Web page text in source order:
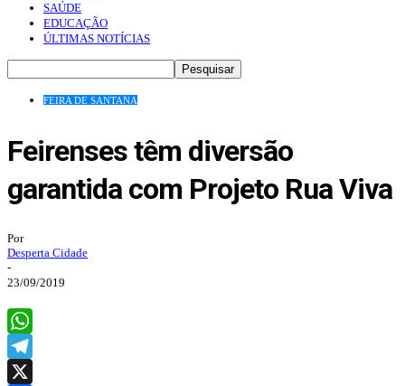
SAÚDE
EDUCAÇÃO
ÚLTIMAS NOTÍCIAS
FEIRA DE SANTANA
Feirenses têm diversão
garantida com Projeto Rua Viva
Por
Desperta Cidade
-
23/09/2019
WhatsApp
Telegram